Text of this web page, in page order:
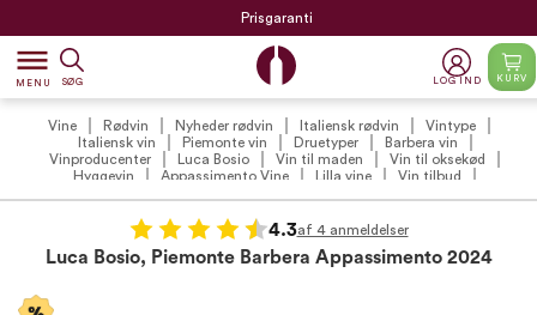
Prisgaranti
dehaze
MENU SØG LOG IND KURV
Vine Rødvin Nyheder rødvin Italiensk rødvin
Vintype
Italiensk vin
Piemonte vin Druetyper
Barbera vin
Vinproducenter
Luca Bosio Vin til maden
Vin til oksekød
Hyggevin
Appassimento Vine Lilla vine
Vin tilbud
VildMedVins anbefalinger
Vilde vinterfavoritter
VildMedVins anbefalede rødvin (VIP)
4.3af 4 anmeldelser
Luca Bosio, Piemonte Barbera Appassimento 2024